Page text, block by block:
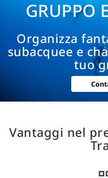
GRUPPO
Organizza
subacquee e
tuo
Vantaggi nel